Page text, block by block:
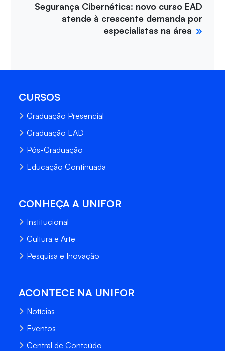
Segurança Cibernética: novo curso EAD
atende à crescente demanda por
especialistas na área
CURSOS
Graduação Presencial
Graduação EAD
Pós-Graduação
Educação Continuada
CONHEÇA A UNIFOR
Institucional
Cultura e Arte
Pesquisa e Inovação
ACONTECE NA UNIFOR
Notícias
Eventos
Central de Conteúdo